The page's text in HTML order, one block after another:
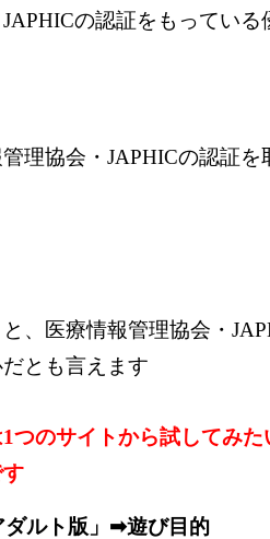
の認証をもっている
管理協会・JAPHICの認証
、医療情報管理協会・
だとも言えます
つのサイトから試してみ
ダルト版」➡遊び目的